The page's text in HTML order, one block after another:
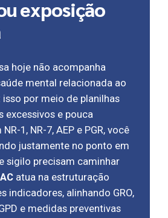
exposição
hoje não acompanha
mental relacionada ao
por meio de planilhas
excessivos e pouca
1, NR-7, AEP e PGR, você
justamente no ponto em
sigilo precisam caminhar
atua na estruturação
indicadores, alinhando GRO,
e medidas preventivas